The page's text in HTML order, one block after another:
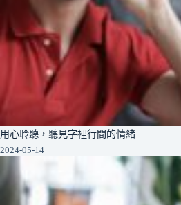
用心聆聽，聽見字裡行間的情緒
2024-05-14